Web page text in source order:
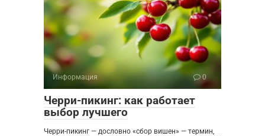
Информация 0
Черри-пикинг: как работает
выбор лучшего
Черри-пикинг — дословно «сбор вишен» — термин,